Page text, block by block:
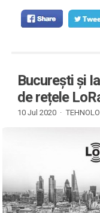
București și
de rețele
10 Jul 2020 ·